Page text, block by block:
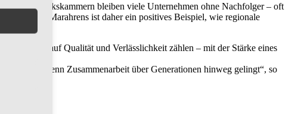
Handwerkskammern bleiben viele Unternehmen ohne Nachfolger – oft
Porsch an Marahrens ist daher ein positives Beispiel, wie regionale
weiterhin auf Qualität und Verlässlichkeit zählen – mit der Stärke eines
Zukunft, wenn Zusammenarbeit über Generationen hinweg gelingt“, so